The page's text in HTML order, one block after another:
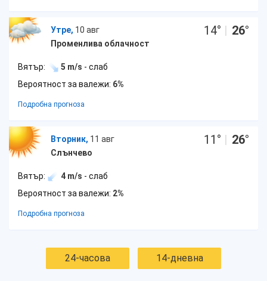
Утре, 10 авг
Променлива облачност
14° | 26°
Вятър: 5 m/s - слаб
Вероятност за валежи: 6%
Подробна прогноза
Вторник, 11 авг
Слънчево
11 ° | 26°
Вятър: 4 m/s - слаб
Вероятност за валежи: 2%
Подробна прогноза
24-часова 14-дневна